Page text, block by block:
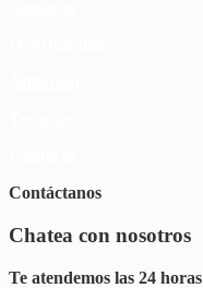
Contáctanos
Chatea con nosotros
Te atendemos las 24 horas